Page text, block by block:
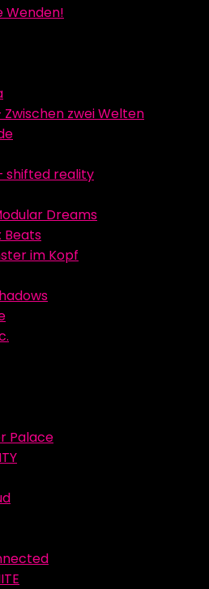
Wenden!
zwei Welten
shifted reality
Dreams
Beats
im Kopf
Palace